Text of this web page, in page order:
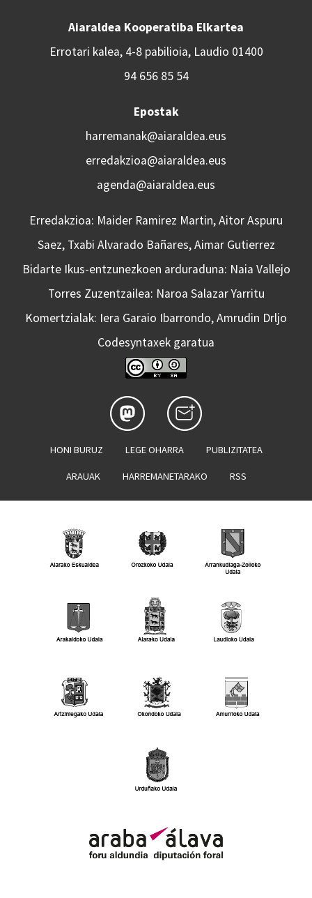
Aiaraldea Kooperatiba Elkartea
Errotari kalea, 4-8 pabilioia, Laudio 01400
94 656 85 54
Epostak
harremanak@aiaraldea.eus
erredakzioa@aiaraldea.eus
agenda@aiaraldea.eus
Erredakzioa: Maider Ramirez Martin, Aitor Aspuru
Saez, Txabi Alvarado Bañares, Aimar Gutierrez
Bidarte Ikus-entzunezkoen arduraduna: Naia Vallejo
Torres Zuzentzailea: Naroa Salazar Yarritu
Komertzialak: Iera Garaio Ibarrondo, Amrudin Drljo
Codesyntaxek garatua
HONI BURUZ LEGE OHARRA PUBLIZITATEA
ARAUAK HARREMANETARAKO RSS